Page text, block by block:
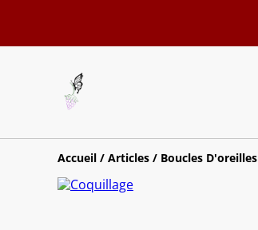
Accueil / Articles / Boucles D'oreilles